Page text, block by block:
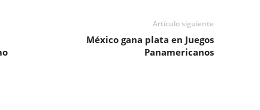
Artículo siguiente
México gana plata en Juegos
Panamericanos